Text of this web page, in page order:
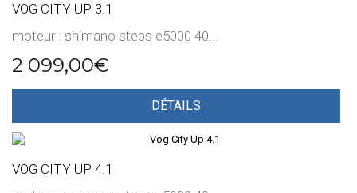
VOG CITY UP 3.1
moteur : shimano steps e5000 40...
2 099,00€
DÉTAILS
VOG CITY UP 4.1